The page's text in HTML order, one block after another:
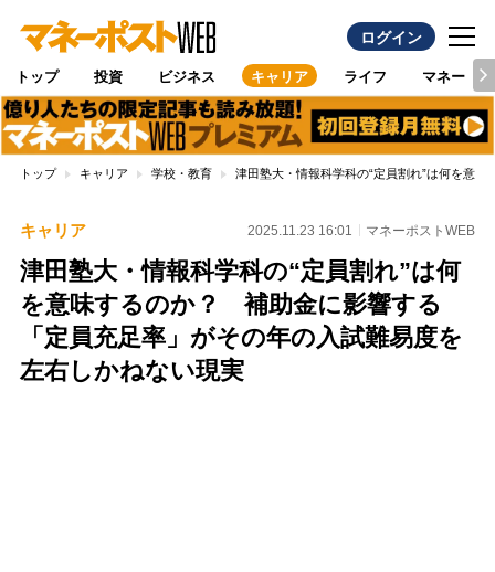
ログイン
トップ 投資 ビジネス キャリア ライフ マネー
トップ キャリア 学校・教育 津田塾大・情報科学科の“定員割れ”は何を意
キャリア 2025.11.23 16:01 マネーポストWEB
津田塾大・情報科学科の“定員割れ”は何
を意味するのか？ 補助金に影響する
「定員充足率」がその年の入試難易度を
左右しかねない現実